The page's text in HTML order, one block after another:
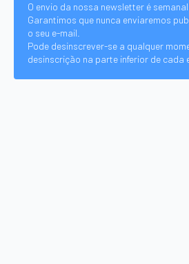
O envio da nossa newsletter é semanal.
Garantimos que nunca enviaremos
o seu e-mail.
Pode desinscrever-se a qualquer
desinscrição na parte inferior de cada